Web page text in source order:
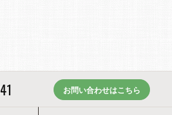
お問い合わせはこちら